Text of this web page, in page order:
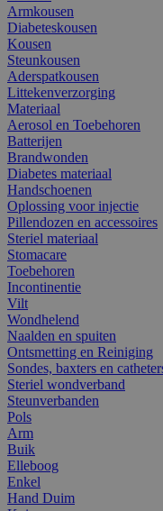
Armkousen
Diabeteskousen
Kousen
Steunkousen
Aderspatkousen
Littekenverzorging
Materiaal
Aerosol en Toebehoren
Batterijen
Brandwonden
Diabetes materiaal
Handschoenen
Oplossing voor injectie
Pillendozen en accessoires
Steriel materiaal
Stomacare
Toebehoren
Incontinentie
Vilt
Wondhelend
Naalden en spuiten
Ontsmetting en Reiniging
Sondes, baxters en
Steriel wondverband
Steunverbanden
Pols
Arm
Buik
Elleboog
Enkel
Hand Duim